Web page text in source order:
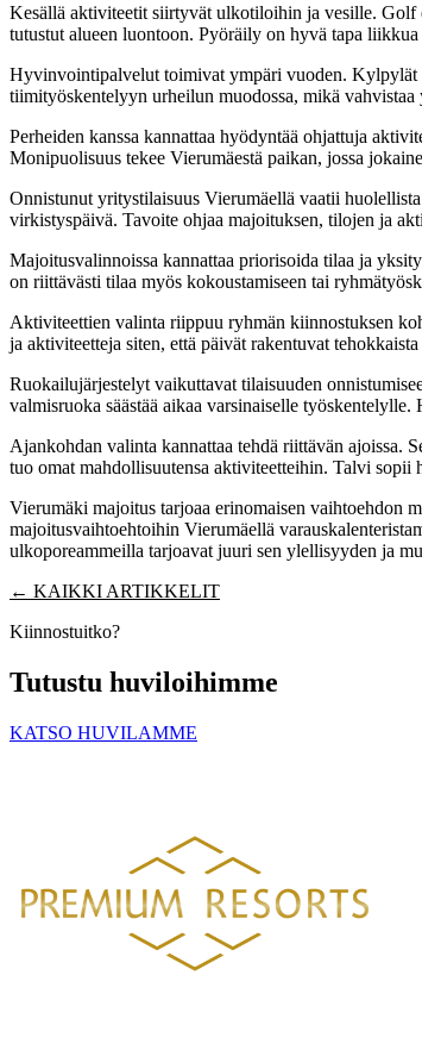
Kesällä aktiviteetit siirtyvät ulkotiloihin ja vesille. Golf
tutustut alueen luontoon. Pyöräily on hyvä tapa
Hyvinvointipalvelut toimivat ympäri vuoden. Kylpylät
tiimityöskentelyyn urheilun muodossa, mikä vahvistaa
Perheiden kanssa kannattaa hyödyntää ohjattuja
Monipuolisuus tekee Vierumäestä paikan, jossa
Onnistunut yritystilaisuus Vierumäellä vaatii
virkistyspäivä. Tavoite ohjaa majoituksen, tilojen ja
Majoitusvalinnoissa kannattaa priorisoida tilaa ja
on riittävästi tilaa myös kokoustamiseen tai
Aktiviteettien valinta riippuu ryhmän kiinnostuksen
ja aktiviteetteja siten, että päivät rakentuvat
Ruokailujärjestelyt vaikuttavat tilaisuuden
valmisruoka säästää aikaa varsinaiselle
Ajankohdan valinta kannattaa tehdä riittävän ajoissa.
tuo omat mahdollisuutensa aktiviteetteihin. Talvi
Vierumäki majoitus tarjoaa erinomaisen vaihtoehdon
majoitusvaihtoehtoihin Vierumäellä
ulkoporeammeilla tarjoavat juuri sen ylellisyyden ja
← KAIKKI ARTIKKELIT
Kiinnostuitko?
Tutustu huviloihimme
KATSO HUVILAMME